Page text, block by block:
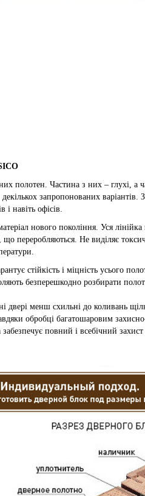
полотен. Частина з них – глухі, а
запропонованих
навіть офісів.
нового покоління. Уся
що переробляються. Не виділяє
стійкість і міцність усього
безперешкодно розбирати
двері менш схильні до коливань
обробці багатошаровим
повний і всебічний